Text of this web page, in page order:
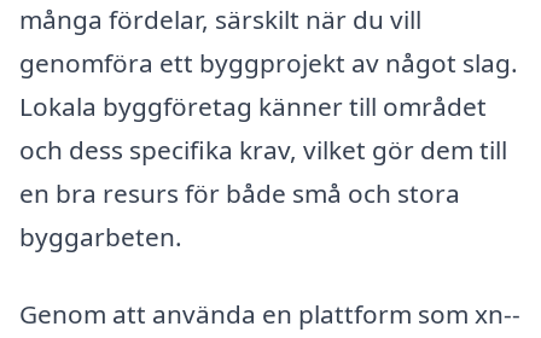
många fördelar, särskilt när du vill
genomföra ett byggprojekt av något slag.
Lokala byggföretag känner till området
och dess specifika krav, vilket gör dem till
en bra resurs för både små och stora
byggarbeten.
Genom att använda en plattform som xn--